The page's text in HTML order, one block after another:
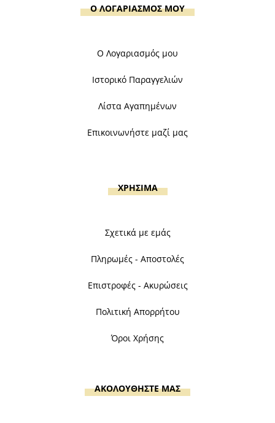
Ο ΛΟΓΑΡΙΑΣΜΟΣ ΜΟΥ
Ο Λογαριασμός μου
Ιστορικό Παραγγελιών
Λίστα Αγαπημένων
Επικοινωνήστε μαζί μας
ΧΡΗΣΙΜΑ
Σχετικά με εμάς
Πληρωμές - Αποστολές
Επιστροφές - Ακυρώσεις
Πολιτική Απορρήτου
Όροι Χρήσης
ΑΚΟΛΟΥΘΗΣΤΕ ΜΑΣ